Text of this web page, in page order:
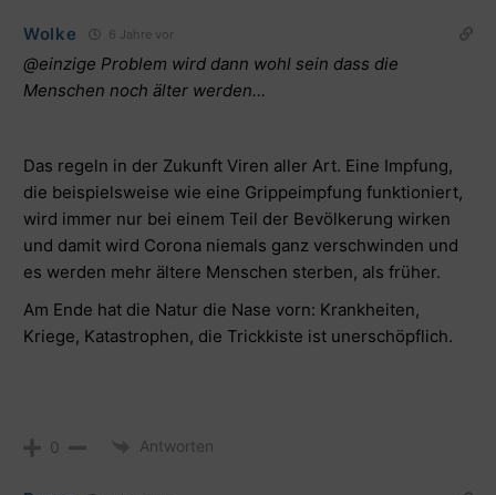
Wolke 6 Jahre vor
@einzige Problem wird dann wohl sein dass die
Menschen noch älter werden…
Das regeln in der Zukunft Viren aller Art. Eine Impfung,
die beispielsweise wie eine Grippeimpfung funktioniert,
wird immer nur bei einem Teil der Bevölkerung wirken
und damit wird Corona niemals ganz verschwinden und
es werden mehr ältere Menschen sterben, als früher.
Am Ende hat die Natur die Nase vorn: Krankheiten,
Kriege, Katastrophen, die Trickkiste ist unerschöpflich.
0 Antworten